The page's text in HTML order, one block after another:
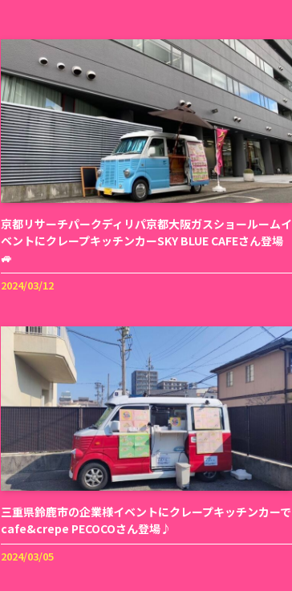
京都リサーチパークディリパ京都大阪ガスショールームイ
ベントにクレープキッチンカーSKY BLUE CAFEさん登場
🚙
2024/03/12
三重県鈴鹿市の企業様イベントにクレープキッチンカーで
cafe&crepe PECOCOさん登場♪
2024/03/05